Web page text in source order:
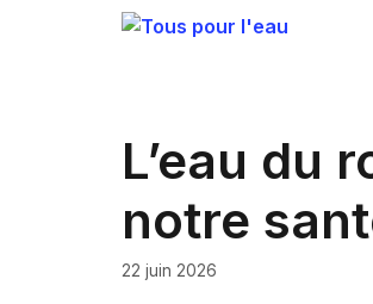
L’eau du
notre
22 juin 2026